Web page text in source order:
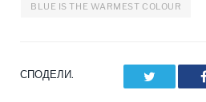
BLUE IS THE WARMEST COLOUR
СПОДЕЛИ.